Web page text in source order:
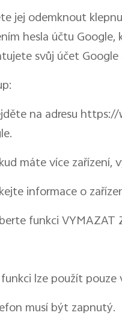
jej odemknout
hesla účtu
svůj účet Google
na adresu
máte více zařízení,
informace o
funkci
lze použít pouze
musí být zapnutý.